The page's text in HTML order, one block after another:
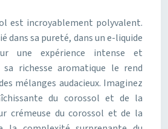
est incroyablement polyvalent.
dans sa pureté, dans un e-liquide
une expérience intense et
sa richesse aromatique le rend
mélanges audacieux. Imaginez
du corossol et de la
crémeuse du corossol et de la